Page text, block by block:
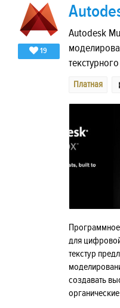
19
Autodesk
Платная
для
текстур
создавать